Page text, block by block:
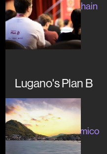
#crypto #blockchain
#divulgazione
Lugano's Plan B
Inizato
#sviluppoeconomico